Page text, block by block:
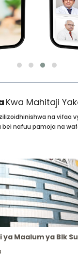
Kwa Mahitaji
na vifaa
nafuu pamoja na
ya Maalum ya Blk